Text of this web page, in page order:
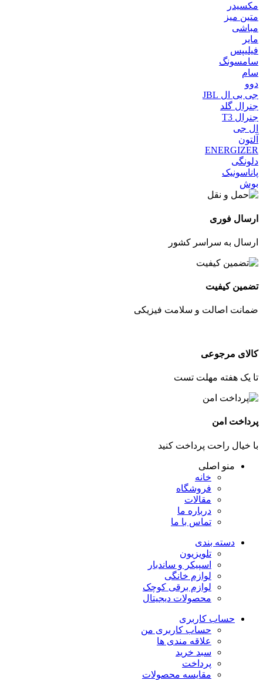
مکسیدر
متین میز
مباشی
مایر
فیلیپس
سامسونگ
سام
دوو
جی بی ال JBL
جنرال گلد
جنرال T3
ال جی
آلتون
ENERGIZER
دلونگی
پاناسونیک
بوش
ارسال فوری
ارسال به سراسر کشور
تضمین کیفیت
ضمانت اصالت و سلامت فیزیکی
کالای مرجوعی
تا یک هفته مهلت تست
پرداخت امن
با خیال راحت پرداخت کنید
منو اصلی
خانه
فروشگاه
مقالات
درباره ما
تماس با ما
دسته بندی
تلویزیون
اسپیکر و ساندبار
لوازم خانگی
لوازم برقی کوچک
محصولات دیجیتال
حساب کاربری
حساب کاربری من
علاقه مندی ها
سبد خرید
پرداخت
مقایسه محصولات